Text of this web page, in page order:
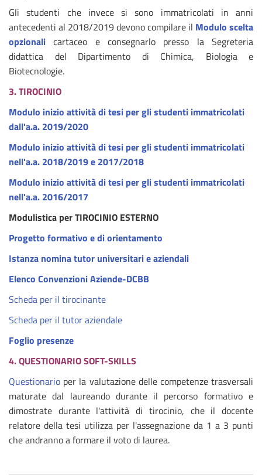
Gli studenti che invece si sono immatricolati in anni
antecedenti al 2018/2019 devono compilare il Modulo scelta
opzionali cartaceo e consegnarlo presso la Segreteria
didattica del Dipartimento di Chimica, Biologia e
Biotecnologie.
3. TIROCINIO
Modulo inizio attività di tesi per gli studenti immatricolati
dall'a.a. 2019/2020
Modulo inizio attività di tesi per gli studenti immatricolati
nell'a.a. 2018/2019 e 2017/2018
Modulo inizio attività di tesi per gli studenti immatricolati
nell'a.a. 2016/2017
Modulistica per TIROCINIO ESTERNO
Progetto formativo e di orientamento
Istanza nomina tutor universitari e aziendali
Elenco Convenzioni Aziende-DCBB
Scheda per il tirocinante
Scheda per il tutor aziendale
Foglio presenze
4. QUESTIONARIO SOFT-SKILLS
Questionario per la valutazione delle competenze trasversali
maturate dal laureando durante il percorso formativo e
dimostrate durante l'attività di tirocinio, che il docente
relatore della tesi utilizza per l'assegnazione da 1 a 3 punti
che andranno a formare il voto di laurea.